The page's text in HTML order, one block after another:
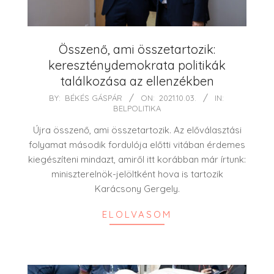
Összenő, ami összetartozik:
kereszténydemokrata politikák
találkozása az ellenzékben
03
BY: BÉKÉS GÁSPÁR ON: 2021.10.03.
IN:
BELPOLITIKA
Újra összenő, ami összetartozik. Az előválasztási
folyamat második fordulója előtti vitában érdemes
kiegészíteni mindazt, amiről itt korábban már írtunk:
miniszterelnök-jelöltként hova is tartozik
Karácsony Gergely.
ELOLVASOM